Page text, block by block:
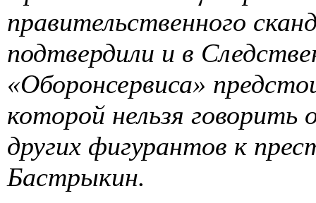
правительственного
подтвердили и в
«Оборонсервиса»
которой нельзя
других фигурантов к
Бастрыкин.